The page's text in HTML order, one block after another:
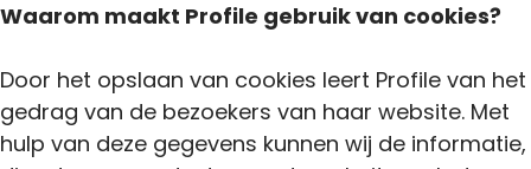
Waarom maakt Profile gebruik van cookies?
Door het opslaan van cookies leert Profile van het
gedrag van de bezoekers van haar website. Met
hulp van deze gegevens kunnen wij de informatie,